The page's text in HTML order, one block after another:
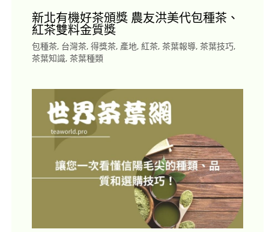
新北有機好茶頒獎 農友洪美代包種茶、
紅茶雙料金質獎
包種茶, 台灣茶, 得獎茶, 產地, 紅茶, 茶葉報導, 茶葉技巧,
茶葉知識, 茶葉種類